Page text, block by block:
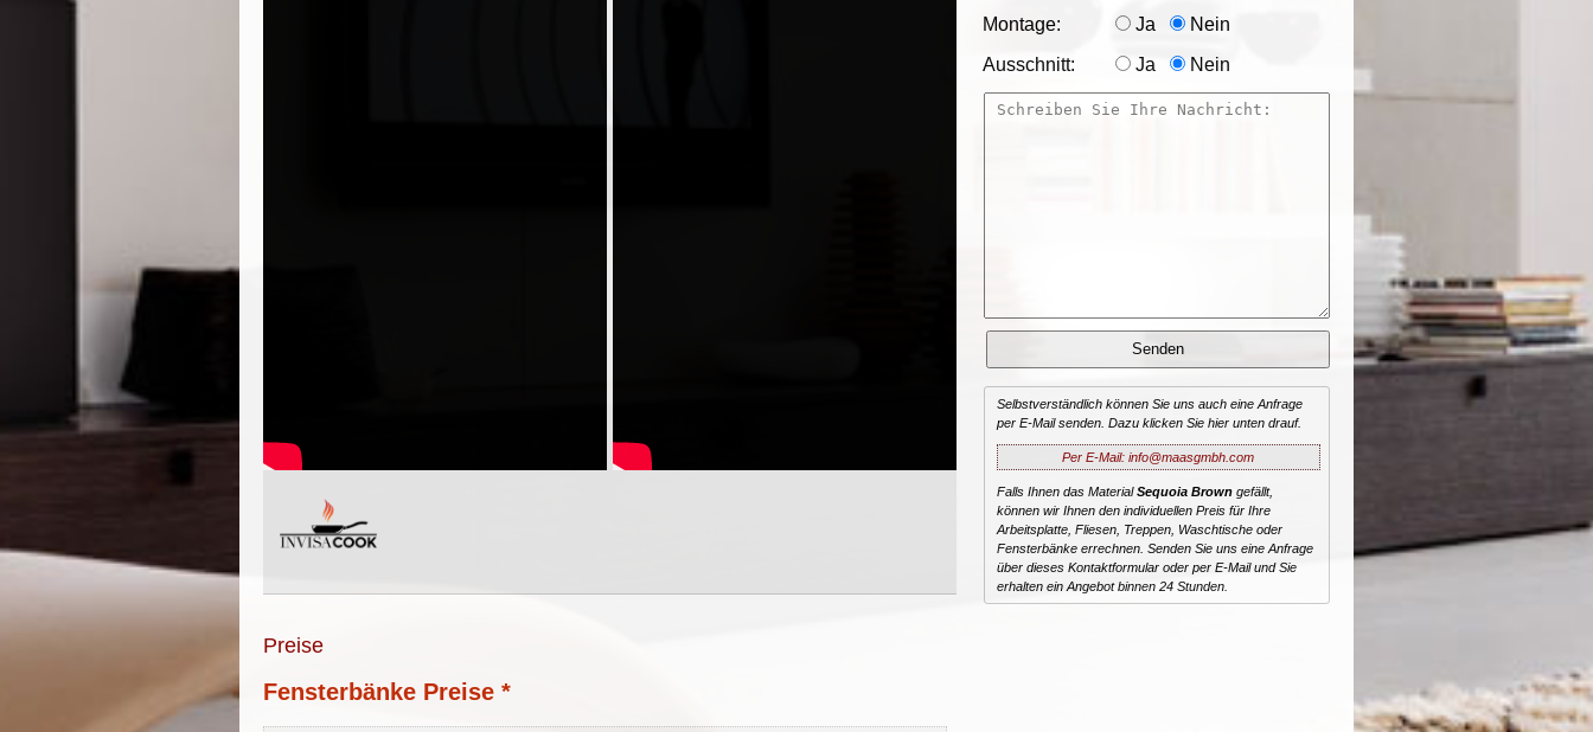
Preise
Fensterbänke Preise *
Montage: Ja Nein
Ausschnitt: Ja Nein
Selbstverständlich können Sie uns auch eine Anfrage
per E-Mail senden. Dazu klicken Sie hier unten drauf.
Per E-Mail: info@maasgmbh.com
Falls Ihnen das MaterialSequoia Browngefällt,
können wir Ihnen den individuellen Preis für Ihre
Arbeitsplatte, Fliesen, Treppen, Waschtische oder
Fensterbänke errechnen. Senden Sie uns eine Anfrage
über dieses Kontaktformular oder per E-Mail und Sie
erhalten ein Angebot binnen 24 Stunden.